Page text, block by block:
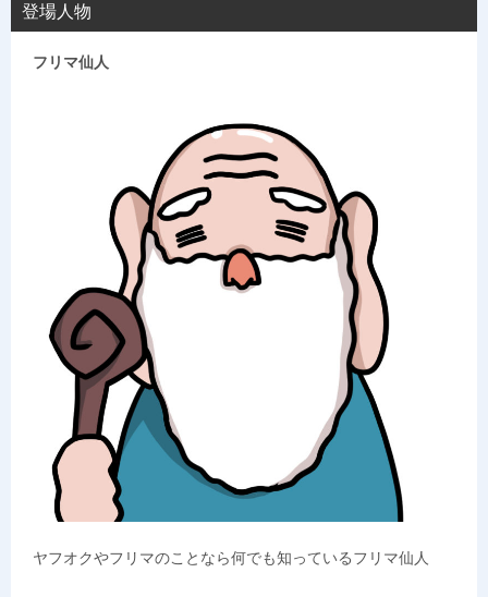
登場人物
フリマ仙人
ヤフオクやフリマのことなら何でも知っているフリマ仙人